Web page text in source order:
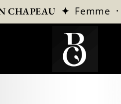
CHAPEAU ✦ Femme